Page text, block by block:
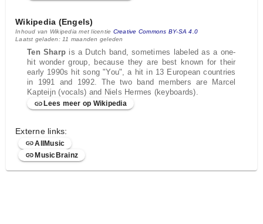
Wikipedia (Engels)
Inhoud van Wikipedia met licentie Creative Commons BY-SA 4.0
Laatst geladen: 11 maanden geleden
Ten Sharp is a Dutch band, sometimes labeled as a one-
hit wonder group, because they are best known for their
early 1990s hit song "You", a hit in 13 European countries
in 1991 and 1992. The two band members are Marcel
Kapteijn (vocals) and Niels Hermes (keyboards).
Lees meer op Wikipedia
Externe links:
AllMusic
MusicBrainz